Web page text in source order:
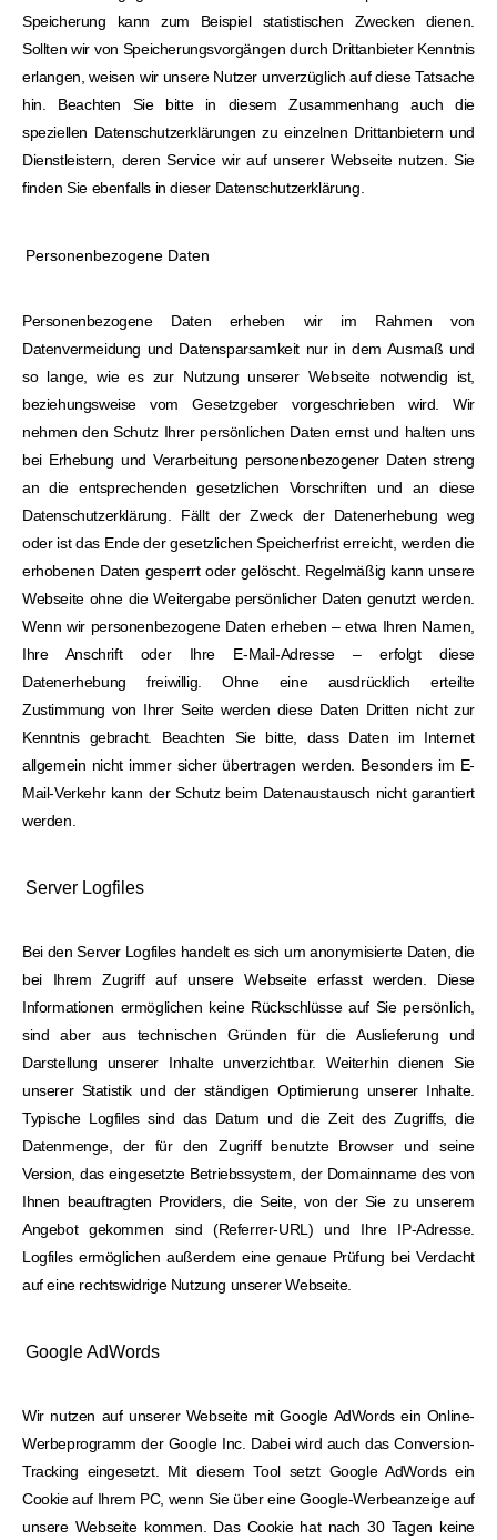
Speicherung kann zum Beispiel statistischen Zwecken dienen.
Sollten wir von Speicherungsvorgängen durch Drittanbieter Kenntnis
erlangen, weisen wir unsere Nutzer unverzüglich auf diese Tatsache
hin. Beachten Sie bitte in diesem Zusammenhang auch die
speziellen Datenschutzerklärungen zu einzelnen Drittanbietern und
Dienstleistern, deren Service wir auf unserer Webseite nutzen. Sie
finden Sie ebenfalls in dieser Datenschutzerklärung.
Personenbezogene Daten
Personenbezogene Daten erheben wir im Rahmen von
Datenvermeidung und Datensparsamkeit nur in dem Ausmaß und
so lange, wie es zur Nutzung unserer Webseite notwendig ist,
beziehungsweise vom Gesetzgeber vorgeschrieben wird. Wir
nehmen den Schutz Ihrer persönlichen Daten ernst und halten uns
bei Erhebung und Verarbeitung personenbezogener Daten streng
an die entsprechenden gesetzlichen Vorschriften und an diese
Datenschutzerklärung. Fällt der Zweck der Datenerhebung weg
oder ist das Ende der gesetzlichen Speicherfrist erreicht, werden die
erhobenen Daten gesperrt oder gelöscht. Regelmäßig kann unsere
Webseite ohne die Weitergabe persönlicher Daten genutzt werden.
Wenn wir personenbezogene Daten erheben – etwa Ihren Namen,
Ihre Anschrift oder Ihre E-Mail-Adresse – erfolgt diese
Datenerhebung freiwillig. Ohne eine ausdrücklich erteilte
Zustimmung von Ihrer Seite werden diese Daten Dritten nicht zur
Kenntnis gebracht. Beachten Sie bitte, dass Daten im Internet
allgemein nicht immer sicher übertragen werden. Besonders im E-
Mail-Verkehr kann der Schutz beim Datenaustausch nicht garantiert
werden.
Server Logfiles
Bei den Server Logfiles handelt es sich um anonymisierte Daten, die
bei Ihrem Zugriff auf unsere Webseite erfasst werden. Diese
Informationen ermöglichen keine Rückschlüsse auf Sie persönlich,
sind aber aus technischen Gründen für die Auslieferung und
Darstellung unserer Inhalte unverzichtbar. Weiterhin dienen Sie
unserer Statistik und der ständigen Optimierung unserer Inhalte.
Typische Logfiles sind das Datum und die Zeit des Zugriffs, die
Datenmenge, der für den Zugriff benutzte Browser und seine
Version, das eingesetzte Betriebssystem, der Domainname des von
Ihnen beauftragten Providers, die Seite, von der Sie zu unserem
Angebot gekommen sind (Referrer-URL) und Ihre IP-Adresse.
Logfiles ermöglichen außerdem eine genaue Prüfung bei Verdacht
auf eine rechtswidrige Nutzung unserer Webseite.
Google AdWords
Wir nutzen auf unserer Webseite mit Google AdWords ein Online-
Werbeprogramm der Google Inc. Dabei wird auch das Conversion-
Tracking eingesetzt. Mit diesem Tool setzt Google AdWords ein
Cookie auf Ihrem PC, wenn Sie über eine Google-Werbeanzeige auf
unsere Webseite kommen. Das Cookie hat nach 30 Tagen keine